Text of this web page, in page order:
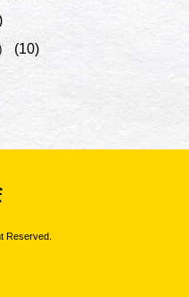
(10)
Reserved.